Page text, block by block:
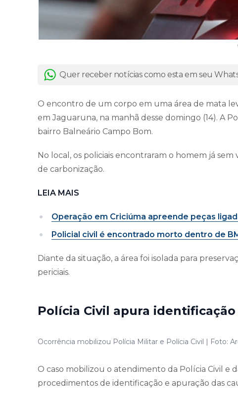
Quer receber notícias como esta em seu
O encontro de um corpo em uma área de mata
em Jaguaruna, na manhã desse domingo (14). A
bairro Balneário Campo Bom.
No local, os policiais encontraram o homem já
de carbonização.
LEIA MAIS
Operação em Criciúma apreende peças
Policial civil é encontrado morto dentro de
Diante da situação, a área foi isolada para
periciais.
Polícia Civil apura
Ocorrência mobilizou Polícia Militar e Polícia Civil | Foto:
O caso mobilizou o atendimento da Polícia Civil e
procedimentos de identificação e apuração das